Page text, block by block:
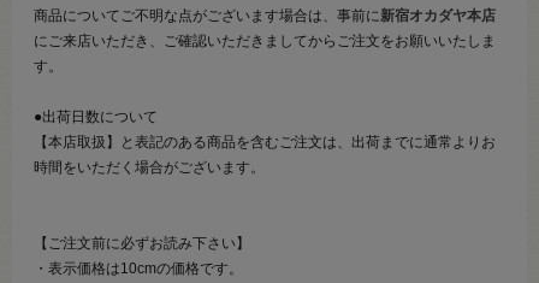
商品についてご不明な点がございます場合は、事前に新宿オカダヤ本店
にご来店いただき、ご確認いただきましてからご注文をお願いいたしま
す。
●出荷日数について
【本店取扱】と表記のある商品を含むご注文は、出荷までに通常よりお
時間をいただく場合がございます。
【ご注文前に必ずお読み下さい】
・表示価格は10cmの価格です。